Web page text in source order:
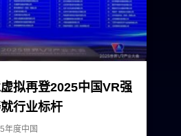
拟再登2025中国VR强
行业标杆
年度中国